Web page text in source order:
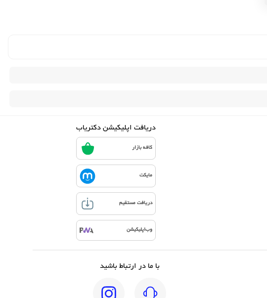
دریافت اپلیکیشن دکتریاب
کافه بازار
مایکت
دریافت مستقیم
وب‌اپلیکیشن
با ما در ارتباط باشید